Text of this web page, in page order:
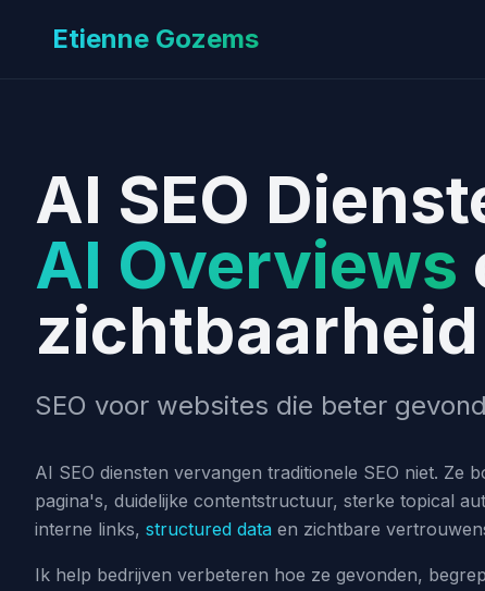
Etienne Gozems
AI SEO
AI Overviews
zichtbaarheid
SEO voor websites die beter
AI SEO diensten vervangen traditionele SEO niet. Ze
pagina's, duidelijke contentstructuur, sterke topical
interne links, structured data en zichtbare
Ik help bedrijven verbeteren hoe ze gevonden,